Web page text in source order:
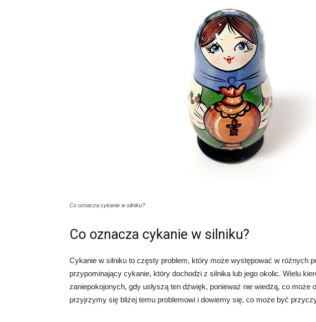
Co oznacza cykanie w silniku?
Co oznacza cykanie w silniku?
Cykanie w silniku to częsty problem, który może występować w różnych
przypominający cykanie, który dochodzi z silnika lub jego okolic. Wielu
zaniepokojonych, gdy usłyszą ten dźwięk, ponieważ nie wiedzą, co może
przyjrzymy się bliżej temu problemowi i dowiemy się, co może być